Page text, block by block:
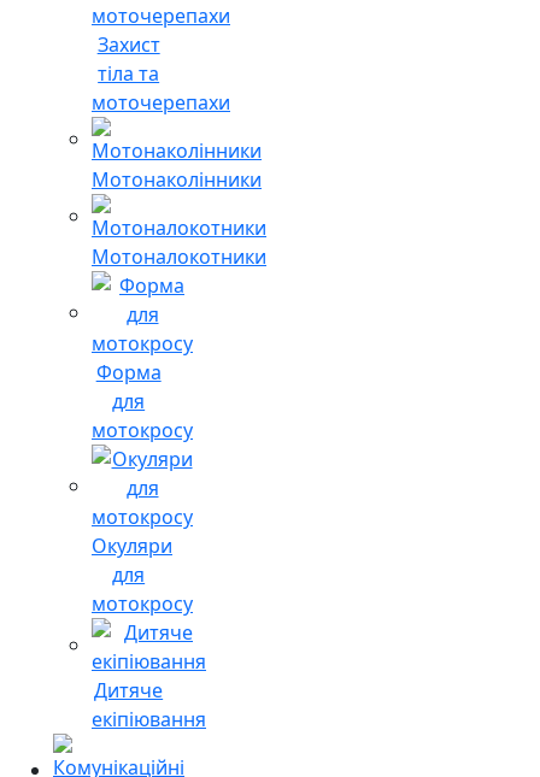
Захист
тіла та
моточерепахи
Мотонаколінники
Мотоналокотники
Форма
для
мотокросу
Окуляри
для
мотокросу
Дитяче
екіпіювання